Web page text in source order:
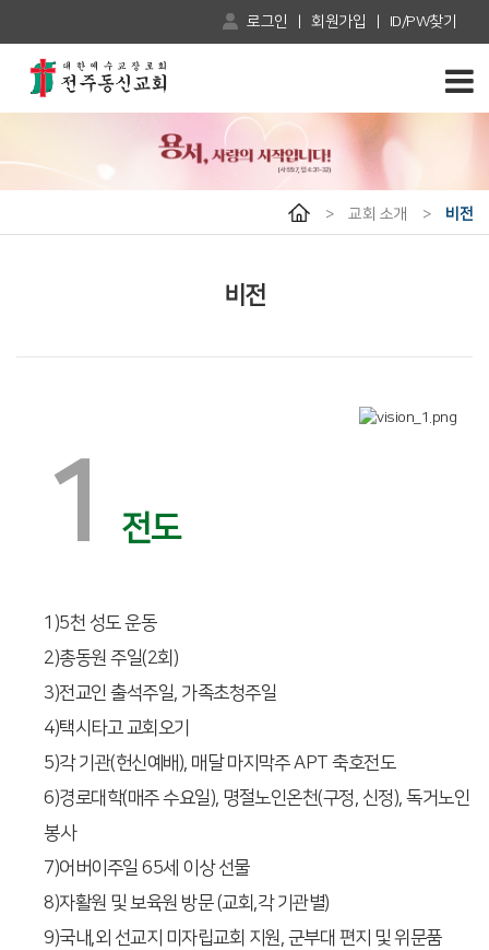
로그인 회원가입 ID/PW찾기
> 교회 소개 > 비전
비전
1 전도
1)5천 성도 운동
2)총동원 주일(2회)
3)전교인 출석주일, 가족초청주일
4)택시타고 교회오기
5)각 기관(헌신예배), 매달 마지막주 APT 축호전도
6)경로대학(매주 수요일), 명절노인온천(구정, 신정), 독거노인
봉사
7)어버이주일 65세 이상 선물
8)자활원 및 보육원 방문 (교회,각 기관별)
9)국내,외 선교지 미자립교회 지원, 군부대 편지 및 위문품